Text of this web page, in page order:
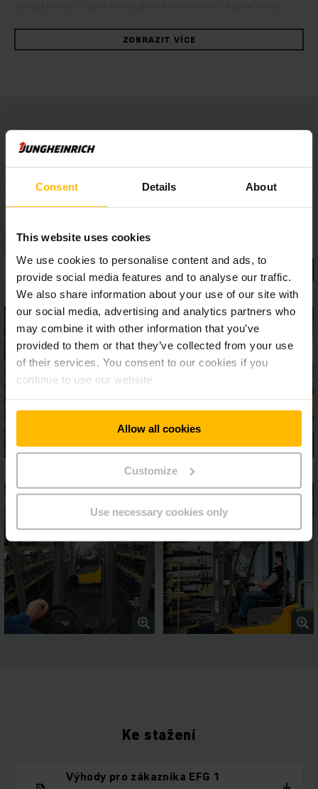
Consent Details About
This website uses cookies
We use cookies to personalise content and ads, to
provide social media features and to analyse our traffic.
We also share information about your use of our site with
our social media, advertising and analytics partners who
may combine it with other information that you’ve
provided to them or that they’ve collected from your use
of their services. You consent to our cookies if you
continue to use our website.
Allow all cookies
Customize
Use necessary cookies only
dosahuje nejvyšší obratnosti. Tím je možné dosáhnout
rychlého a přesného manévrování pro nejlepší výkon i
provedené třífázovou technologií bez nutné údržby a
ergonomický kokpit s výhledem všemi směry bezpečné
jízdné vlastnosti a optimální pracovní podmínky. Individuální
možnosti přizpůsobení pro řidiče tvoří základ vysoce
efektivní a současně ergonomické práce v libovolném
ZOBRAZIT VÍCE
Ke stažení
Výhody pro zákazníka EFG 1